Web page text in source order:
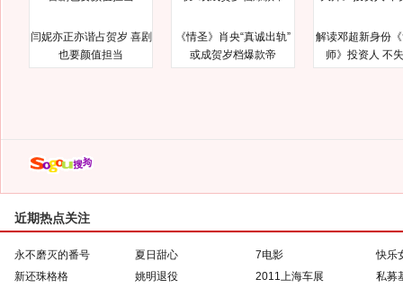
闫妮亦正亦谐占贺岁 喜剧
也要颜值担当
《情圣》肖央“真诚出轨”
或成贺岁档爆款帝
解读邓超新身份
师》投资人 不
近期热点关注
永不磨灭的番号 夏日甜心 7电影
快乐
新还珠格格
姚明退役 2011上海车展
私募